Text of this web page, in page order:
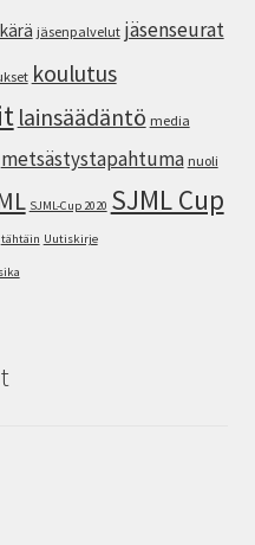
jäsenpalvelut jäsenseurat
koulutus
lainsäädäntö media
metsästystapahtuma nuoli
SJML-Cup 2020 SJML Cup
tähtäin Uutiskirje